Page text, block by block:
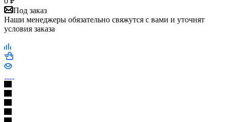
Под заказ
Наши менеджеры обязательно свяжутся с вами и уточнят
условия заказа